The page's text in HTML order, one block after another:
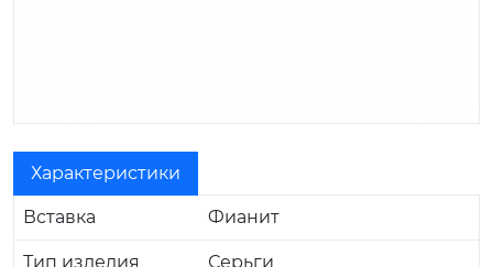
Характеристики
Вставка Фианит
Тип изделия Серьги